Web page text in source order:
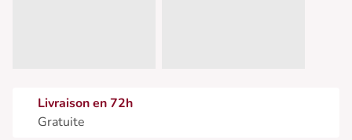
Livraison en 72h
Gratuite